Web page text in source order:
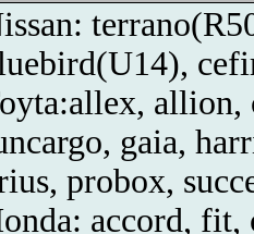
allion,
gaia,
probox,
accord, fit,